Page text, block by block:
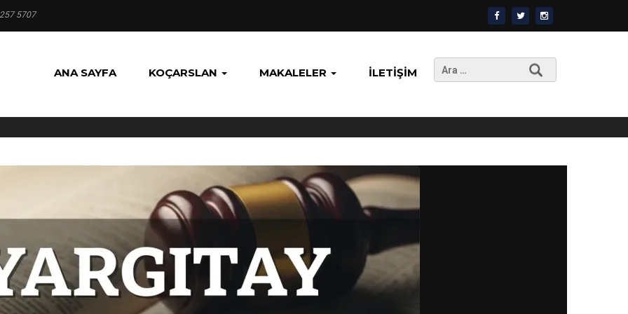
5707
ANA SAYFA KOÇARSLAN MAKALELER İLETIŞIM
Arama: